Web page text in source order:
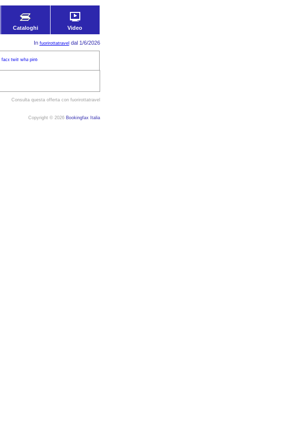
Cataloghi Video
In fuorirottatraveldal 1/6/2026
Consulta questa offerta con fuorirottatravel
Copyright © 2026 Bookingfax Italia